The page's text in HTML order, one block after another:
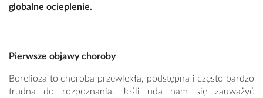
globalne ocieplenie.
Pierwsze objawy choroby
Borelioza to choroba przewlekła, podstępna i często bardzo
trudna do rozpoznania. Jeśli uda nam się zauważyć